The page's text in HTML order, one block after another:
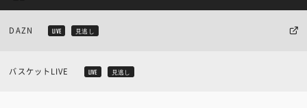
DAZN LIVE 見逃し
バスケットLIVE LIVE 見逃し